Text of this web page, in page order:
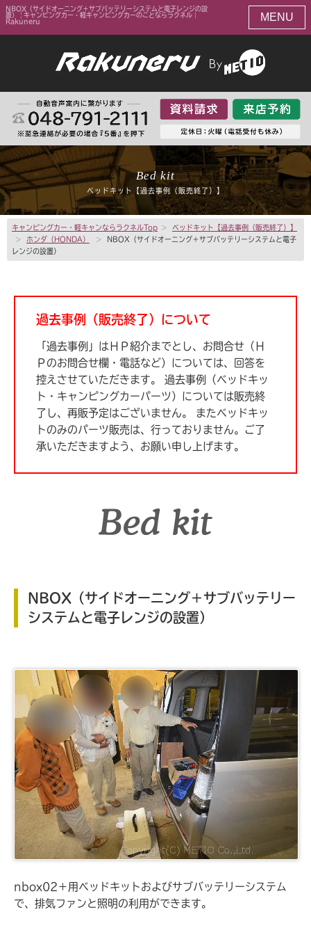
NBOX（サイドオーニング＋サブバッテリーシステムと電子レンジの設
置） | キャンピングカー・軽キャンピングカーのことならラクネル｜
Rakuneru
MENU
Bed kit
ベッドキット【過去事例（販売終了）】
キャンピングカー・軽キャンならラクネルTop >
ベッドキット【過去事例（販売終了）】
>
ホンダ（HONDA） >
NBOX（サイドオーニング＋サブバッテリーシステムと電子
レンジの設置）
過去事例（販売終了）について
「過去事例」はＨＰ紹介までとし、お問合せ（Ｈ
Ｐのお問合せ欄・電話など）については、回答を
控えさせていただきます。
過去事例（ベッドキッ
ト・キャンピングカーパーツ）については販売終
了し、再販予定はございません。
またベッドキッ
トのみのパーツ販売は、行っておりません。ご了
承いただきますよう、お願い申し上げます。
NBOX（サイドオーニング＋サブバッテリー
システムと電子レンジの設置）
nbox02＋用ベッドキットおよびサブバッテリーシステム
で、排気ファンと照明の利用ができます。